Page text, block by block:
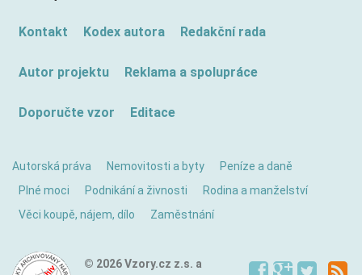
Kontakt Kodex autora Redakční rada
Autor projektu Reklama a spolupráce
Doporučte vzor Editace
Autorská práva Nemovitosti a byty
Peníze a daně
Plné moci
Podnikání a živnosti
Rodina a manželství
Věci koupě, nájem, dílo
Zaměstnání
© 2026 Vzory.cz z.s. a